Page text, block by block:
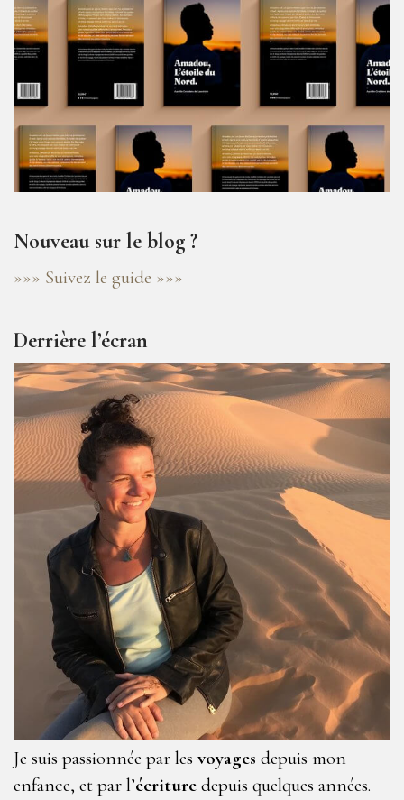
Nouveau sur le blog ?
»»» Suivez le guide »»»
Derrière l’écran
Je suis passionnée par les voyages depuis mon
enfance, et par l’écriture depuis quelques années.